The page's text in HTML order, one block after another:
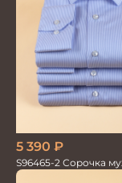
5 390 ₽
S96465-2 Сорочка